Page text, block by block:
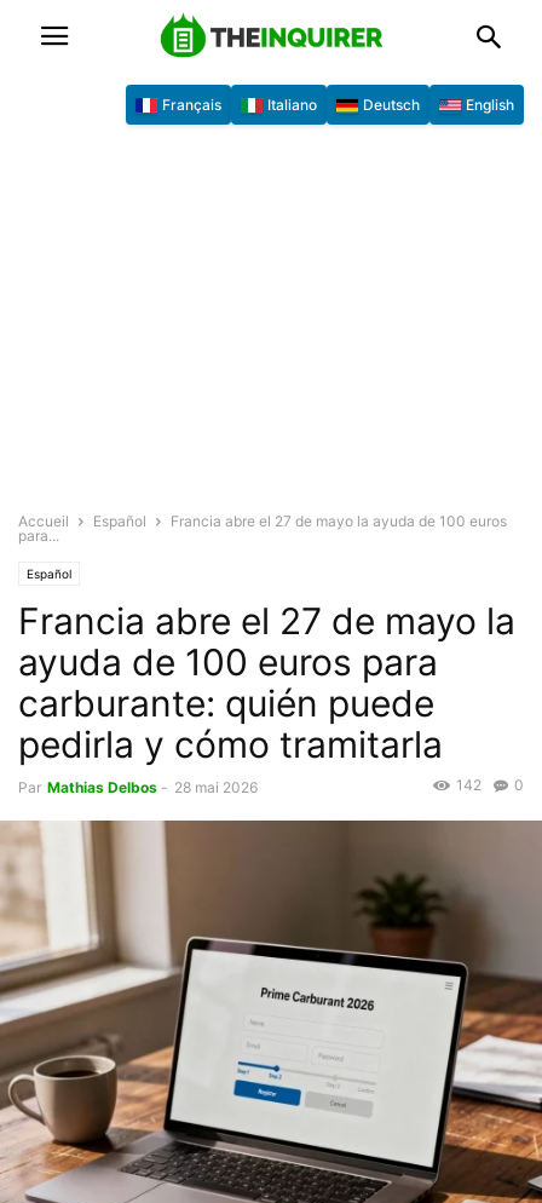
Accueil Español
Francia abre el 27 de mayo la ayuda de 100 euros
para...
Español
Francia abre el 27 de mayo la
ayuda de 100 euros para
carburante: quién puede
pedirla y cómo tramitarla
Par Mathias Delbos - 28 mai 2026 0
142
Français Italiano Deutsch English